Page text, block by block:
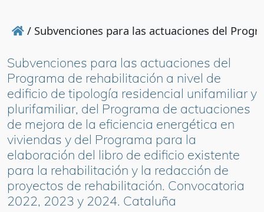
/ Subvenciones para las actuaciones del
Subvenciones para las actuaciones del
Programa de rehabilitación a nivel de
edificio de tipología residencial unifamiliar y
plurifamiliar, del Programa de actuaciones
de mejora de la eficiencia energética en
viviendas y del Programa para la
elaboración del libro de edificio existente
para la rehabilitación y la redacción de
proyectos de rehabilitación. Convocatoria
2022, 2023 y 2024. Cataluña